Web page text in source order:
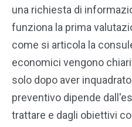
una richiesta di
funziona la prima
come si articola la
economici vengono
solo dopo aver
preventivo dipende
trattare e dagli obiettivi